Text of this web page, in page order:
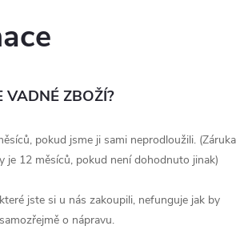
VADNÉ ZBOŽÍ?
pokud jsme ji sami neprodloužili. (Záruka
je 12 měsíců, pokud není dohodnuto jinak)
jste si u nás zakoupili, nefunguje jak by
o nápravu.